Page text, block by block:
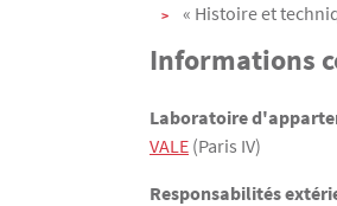
« Histoire et
Informations
Laboratoire
VALE (Paris IV)
Responsabilités